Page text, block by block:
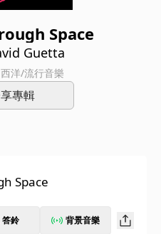
Space
Guetta
洋/流行音樂
專輯
Space
答鈴 背景音樂